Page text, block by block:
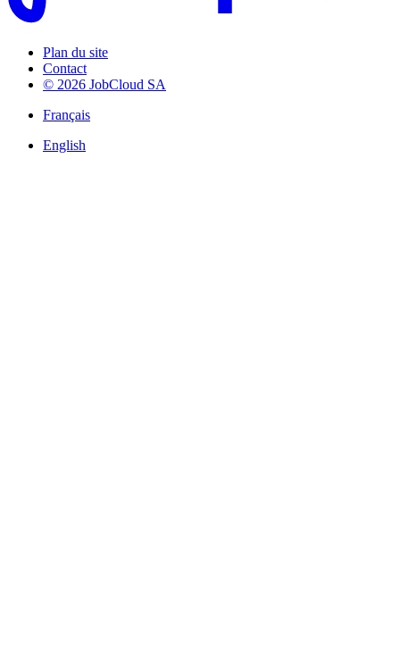
Plan du site
Contact
© 2026 JobCloud SA
Français
English